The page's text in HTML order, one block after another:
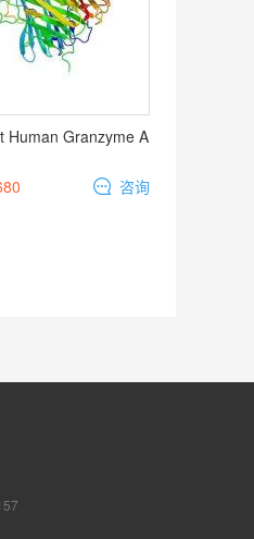
Human Granzyme A
咨询